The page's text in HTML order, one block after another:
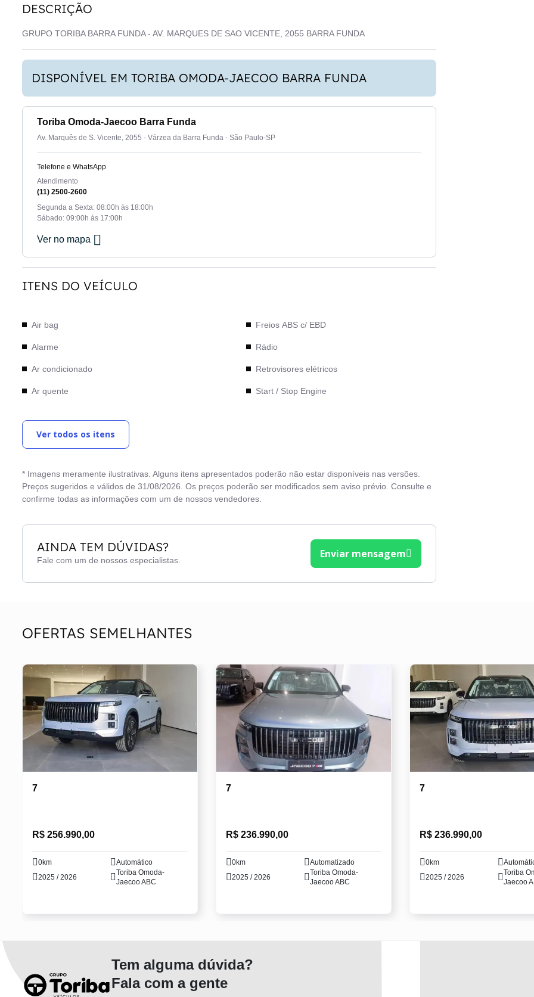
DESCRIÇÃO
GRUPO TORIBA BARRA FUNDA - AV. MARQUES DE SAO VICENTE, 2055 BARRA FUNDA
DISPONÍVEL EM TORIBA OMODA-JAECOO BARRA FUNDA
Toriba Omoda-Jaecoo Barra Funda
Av. Marquês de S. Vicente, 2055 - Várzea da Barra Funda - São Paulo-SP
Telefone e WhatsApp
Atendimento
(11) 2500-2600
Segunda a Sexta: 08:00h às 18:00h
Sábado: 09:00h às 17:00h
Ver no mapa
ITENS DO VEÍCULO
Air bag
Alarme
Ar condicionado
Ar quente
Câmera de Ré
Direção elétrica
Freios ABS
Freios ABS c/ EBD
Rádio
Retrovisores elétricos
Start / Stop Engine
Vidros elétricos
Ver todos os itens
* Imagens meramente ilustrativas. Alguns itens apresentados poderão não estar disponíveis nas versões.
Preços sugeridos e válidos de 31/08/2026. Os preços poderão ser modificados sem aviso prévio. Consulte e
confirme todas as informações com um de nossos vendedores.
AINDA TEM DÚVIDAS?
Fale com um de nossos especialistas.
Enviar mensagem
OFERTAS SEMELHANTES
7
R$ 256.990,00
0km
Automático
2025 / 2026
Toriba Omoda-
Jaecoo ABC
7
R$ 236.990,00
0km
Automatizado
2025 / 2026
Toriba Omoda-
Jaecoo ABC
7
R$ 236.990,00
0km
2025 / 2026
Toriba
Jaecoo
Tem alguma dúvida?
Fala com a gente